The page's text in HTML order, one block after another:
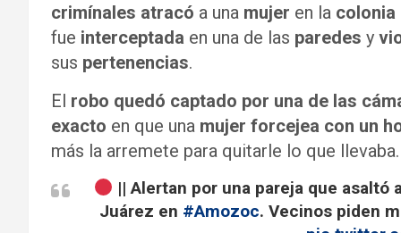
crimínales atracó a una mujer en la colonia
fue interceptada en una de las paredes y
sus pertenencias.
El robo quedó captado por una de las
exacto en que una mujer forcejea con un
más la arremete para quitarle lo que llevaba.
|| Alertan por una pareja que asaltó
Juárez en #Amozoc. Vecinos piden